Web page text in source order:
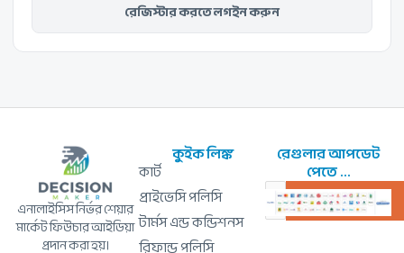
রেজিস্টার করতে লগইন করুন
এনালাইসিস নির্ভর শেয়ার
মার্কেট ফিউচার আইডিয়া
প্রদান করা হয়।
কুইক লিঙ্ক
কার্ট
প্রাইভেসি পলিসি
টার্মস এন্ড কন্ডিশনস
রিফান্ড পলিসি
রেগুলার আপডেট
পেতে ...